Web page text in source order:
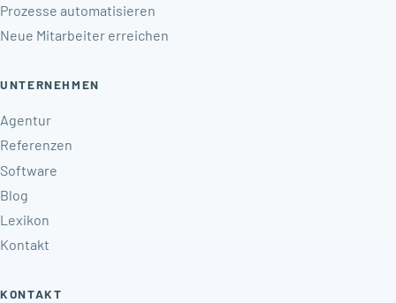
Prozesse automatisieren
Neue Mitarbeiter erreichen
UNTERNEHMEN
Agentur
Referenzen
Software
Blog
Lexikon
Kontakt
KONTAKT